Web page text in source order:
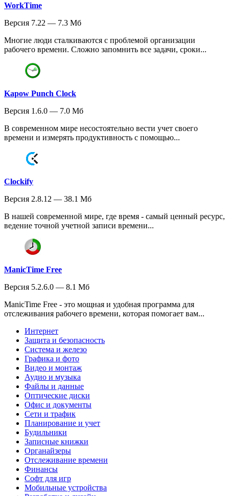
WorkTime
Версия 7.22 — 7.3 Мб
Многие люди сталкиваются с проблемой организации
рабочего времени. Сложно запомнить все задачи, сроки...
Kapow Punch Clock
Версия 1.6.0 — 7.0 Мб
В современном мире несостоятельно вести учет своего
времени и измерять продуктивность с помощью...
Clockify
Версия 2.8.12 — 38.1 Мб
В нашей современной мире, где время - самый ценный ресурс,
ведение точной учетной записи времени...
ManicTime Free
Версия 5.2.6.0 — 8.1 Мб
ManicTime Free - это мощная и удобная программа для
отслеживания рабочего времени, которая помогает вам...
Интернет
Защита и безопасность
Система и железо
Графика и фото
Видео и монтаж
Аудио и музыка
Файлы и данные
Оптические диски
Офис и документы
Сети и трафик
Планирование и учет
Будильники
Записные книжки
Органайзеры
Отслеживание времени
Финансы
Софт для игр
Мобильные устройства